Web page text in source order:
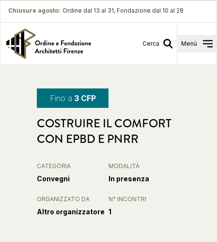
Chiusure agosto: Ordine dal 13 al 31, Fondazione dal 10 al 28
Cerca Menù
Fino a 3 CFP
COSTRUIRE IL COMFORT
CON EPBD E PNRR
CATEGORIA
Convegni
MODALITÀ
In presenza
ORGANIZZATO DA
Altro organizzatore
N° INCONTRI
1